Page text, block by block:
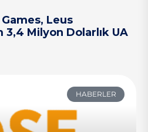
Leus
3,4 Milyon Dolarlık UA
HABERLER